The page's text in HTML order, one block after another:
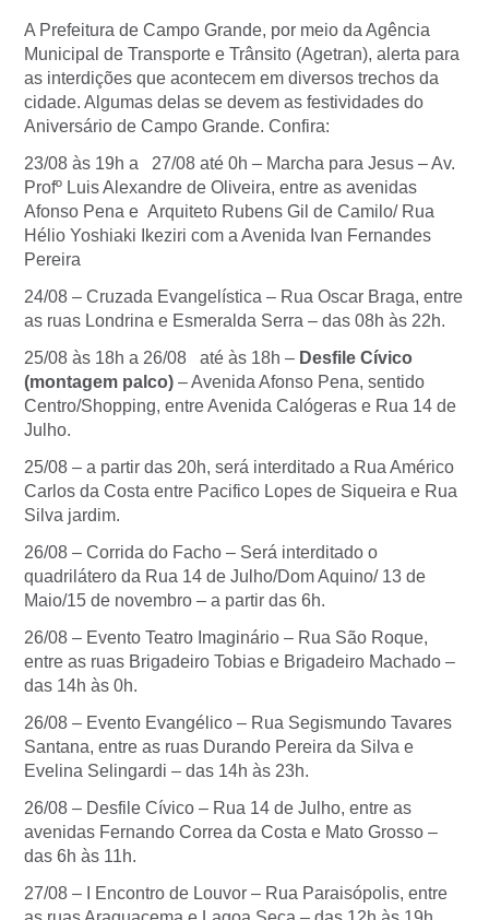
A Prefeitura de Campo Grande, por meio da Agência
Municipal de Transporte e Trânsito (Agetran), alerta para
as interdições que acontecem em diversos trechos da
cidade. Algumas delas se devem as festividades do
Aniversário de Campo Grande. Confira:
23/08 às 19h a 27/08 até 0h – Marcha para Jesus – Av.
Profº Luis Alexandre de Oliveira, entre as avenidas
Afonso Pena e Arquiteto Rubens Gil de Camilo/ Rua
Hélio Yoshiaki Ikeziri com a Avenida Ivan Fernandes
Pereira
24/08 – Cruzada Evangelística – Rua Oscar Braga, entre
as ruas Londrina e Esmeralda Serra – das 08h às 22h.
25/08 às 18h a 26/08 até às 18h – Desfile Cívico
(montagem palco) – Avenida Afonso Pena, sentido
Centro/Shopping, entre Avenida Calógeras e Rua 14 de
Julho.
25/08 – a partir das 20h, será interditado a Rua Américo
Carlos da Costa entre Pacifico Lopes de Siqueira e Rua
Silva jardim.
26/08 – Corrida do Facho – Será interditado o
quadrilátero da Rua 14 de Julho/Dom Aquino/ 13 de
Maio/15 de novembro – a partir das 6h.
26/08 – Evento Teatro Imaginário – Rua São Roque,
entre as ruas Brigadeiro Tobias e Brigadeiro Machado –
das 14h às 0h.
26/08 – Evento Evangélico – Rua Segismundo Tavares
Santana, entre as ruas Durando Pereira da Silva e
Evelina Selingardi – das 14h às 23h.
26/08 – Desfile Cívico – Rua 14 de Julho, entre as
avenidas Fernando Correa da Costa e Mato Grosso –
das 6h às 11h.
27/08 – I Encontro de Louvor – Rua Paraisópolis, entre